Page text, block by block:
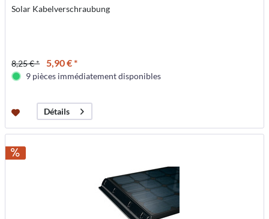
Solar Kabelverschraubung
8,25 € * 5,90 € *
9 pièces immédiatement disponibles
Détails